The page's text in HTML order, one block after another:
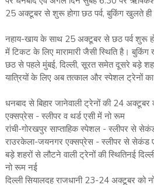
25 अक्टूबर से शुरू होगा छठ पर्व, बुकिंग खुलते
नहाय-खाय के साथ 25 अक्टूबर से छठ पर्व शुरू
में टिकट के लिए मारामारी जैसी स्थिति है।
छठ से पहले मुंबई, दिल्ली, सूरत समेत दूसरे बड़े
यात्रियों के लिए अब तत्काल और स्पेशल ट्रेनों का
धनबाद से बिहार जानेवाली ट्रेनों की 24 अक्टूबर
एक्सप्रेस - स्लीपर व थर्ड एसी में नो रूम
रांची-गोरखपुर साप्ताहिक स्पेशल - स्लीपर से
राउरकेला-जयनगर एक्सप्रेस - स्लीपर से सेकंड
बड़े शहरों से लौटने वाली ट्रेनों की स्थितिनई
नो रूम नई
दिल्ली सियालदह राजधानी 23-24 अक्टूबर को